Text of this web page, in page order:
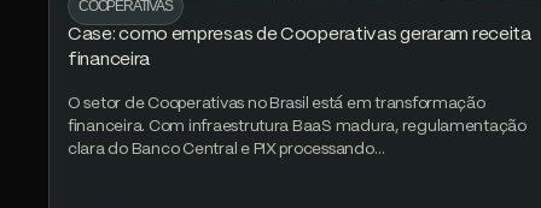
COOPERATIVAS
Case: como empresas de Cooperativas geraram receita
financeira
O setor de Cooperativas no Brasil está em transformação
financeira. Com infraestrutura BaaS madura, regulamentação
clara do Banco Central e PIX processando…